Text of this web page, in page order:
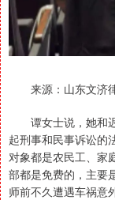
来源：山东文济
谭女士说，她和迟
起刑事和民事诉讼的
对象都是农民工、家
部都是免费的，主要
师前不久遭遇车祸意